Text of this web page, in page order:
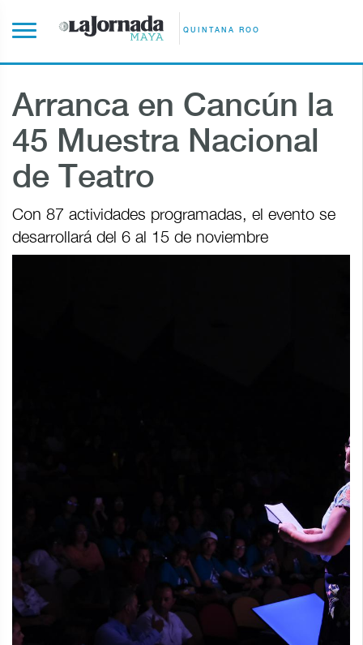
QUINTANA ROO
Arranca en Cancún la
45 Muestra Nacional
de Teatro
Con 87 actividades programadas, el evento se
desarrollará del 6 al 15 de noviembre